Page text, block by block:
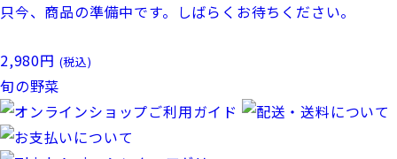
只今、商品の準備中です。しばらくお待ちください。
2,980円 (税込)
旬の野菜